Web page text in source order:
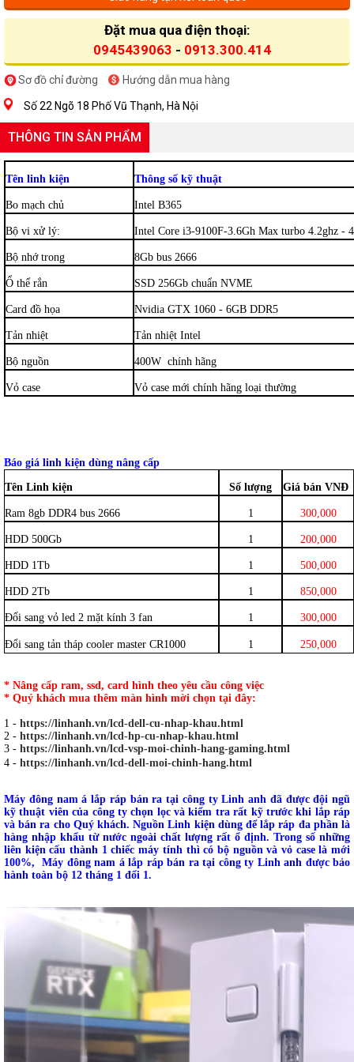
Đặt mua qua điện thoại:
0945439063 - 0913.300.414
Sơ đồ chỉ đường Hướng dẫn mua hàng
Số 22 Ngõ 18 Phố Vũ Thạnh, Hà Nội
THÔNG TIN SẢN PHẨM
Tên linh kiện Thông số kỹ thuật
Bo mạch chủ Intel B365
Bộ vi xử lý: Intel Core i3-9100F-3.6Gh Max turbo 4.2ghz -
Bộ nhớ trong 8Gb bus 2666
Ổ thể rắn SSD 256Gb chuẩn NVME
Card đồ họa Nvidia GTX 1060 - 6GB DDR5
Tản nhiệt Tản nhiệt Intel
Bộ nguồn 400W chính hãng
Vỏ case Vỏ case mới chính hãng loại thường
Báo giá linh kiện dùng nâng cấp
Tên Linh kiện Số lượng Giá bán VNĐ
Ram 8gb DDR4 bus 2666 1 300,000
HDD 500Gb 1 200,000
HDD 1Tb 1 500,000
HDD 2Tb 1 850,000
Đổi sang vỏ led 2 mặt kính 3 fan 1 300,000
Đổi sang tản tháp cooler master CR1000 1 250,000
* Nâng cấp ram, ssd, card hình theo yêu cầu công việc
* Quý khách mua thêm màn hình mời chọn tại đây:
1 - https://linhanh.vn/lcd-dell-cu-nhap-khau.html
2 - https://linhanh.vn/lcd-hp-cu-nhap-khau.html
3 - https://linhanh.vn/lcd-vsp-moi-chinh-hang-gaming.html
4 - https://linhanh.vn/lcd-dell-moi-chinh-hang.html
Máy đông nam á lắp ráp bán ra tại công ty Linh anh đã được đội ngũ
kỹ thuật viên của công ty chọn lọc và kiểm tra rất kỹ trước khi lắp ráp
và bán ra cho Quý khách. Nguồn Linh kiện dùng để lắp ráp đa phần là
hàng nhập khẩu từ nước ngoài chất lượng rất ổ định. Trong số những
liên kiện cấu thành 1 chiếc máy tính thì có bộ nguồn và vỏ case là mới
100%, Máy đông nam á lắp ráp bán ra tại công ty Linh anh được bảo
hành toàn bộ 12 tháng 1 đổi 1.